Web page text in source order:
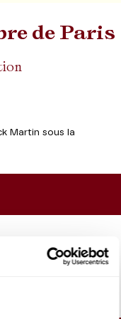
de Paris
Martin sous la
du Christ
, pour violon